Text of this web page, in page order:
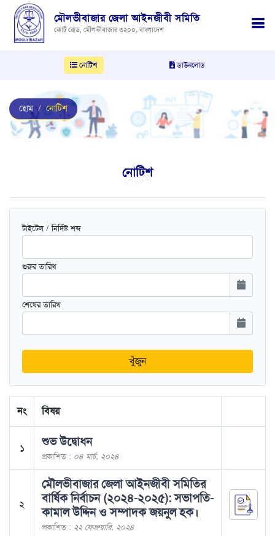
মৌলভীবাজার জেলা আইনজীবী সমিতি
কোর্ট রোড, মৌলভীবাজার ৩২০০, বাংলাদেশ
নোটিশ ডাউনলোড
হোম নোটিশ
নোটিশ
নোটিশ
টাইটেল / নির্দিষ্ট শব্দ
শুরুর তারিখ
শেষের তারিখ
খুঁজুন
নং বিষয়
১ শুভ উদ্বোধন
প্রকাশিত : ০৪ মার্চ, ২০২৪
২
মৌলভীবাজার জেলা আইনজীবী সমিতির
বার্ষিক নির্বাচন (২০২৪-২০২৫): সভাপতি-
কামাল উদ্দিন ও সম্পাদক জয়নুল হক।
প্রকাশিত : ২২ ফেব্রুয়ারি, ২০২৪